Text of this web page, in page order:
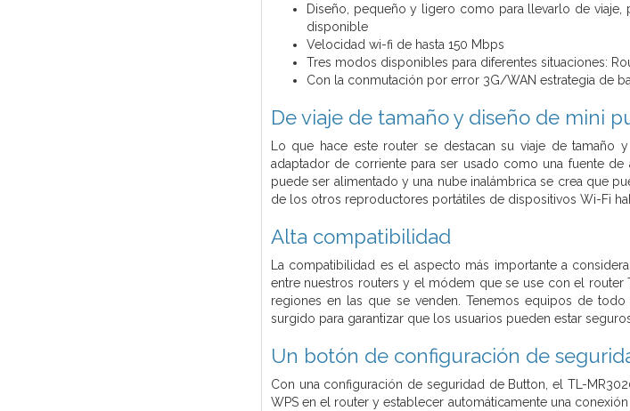
Diseño, pequeño y ligero como para llevarlo de
disponible
Velocidad wi-fi de hasta 150 Mbps
Tres modos disponibles para diferentes situaciones:
Con la conmutación por error 3G/WAN estrategia de
De viaje de tamaño y diseño de mini
Lo que hace este router se destacan su viaje de
adaptador de corriente para ser usado como una fuente
puede ser alimentado y una nube inalámbrica se crea que
de los otros reproductores portátiles de dispositivos Wi-Fi
Alta compatibilidad
La compatibilidad es el aspecto más importante a
entre nuestros routers y el módem que se use con el router
regiones en las que se venden. Tenemos equipos de
surgido para garantizar que los usuarios pueden estar
Un botón de configuración de
Con una configuración de seguridad de Button, el TL-
WPS en el router y establecer automáticamente una